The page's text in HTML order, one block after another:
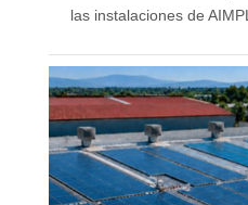
las instalaciones de